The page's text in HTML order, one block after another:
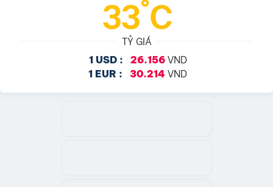
33°C
TỶ GIÁ
1 USD : 26.156VND
1 EUR : 30.214 VND